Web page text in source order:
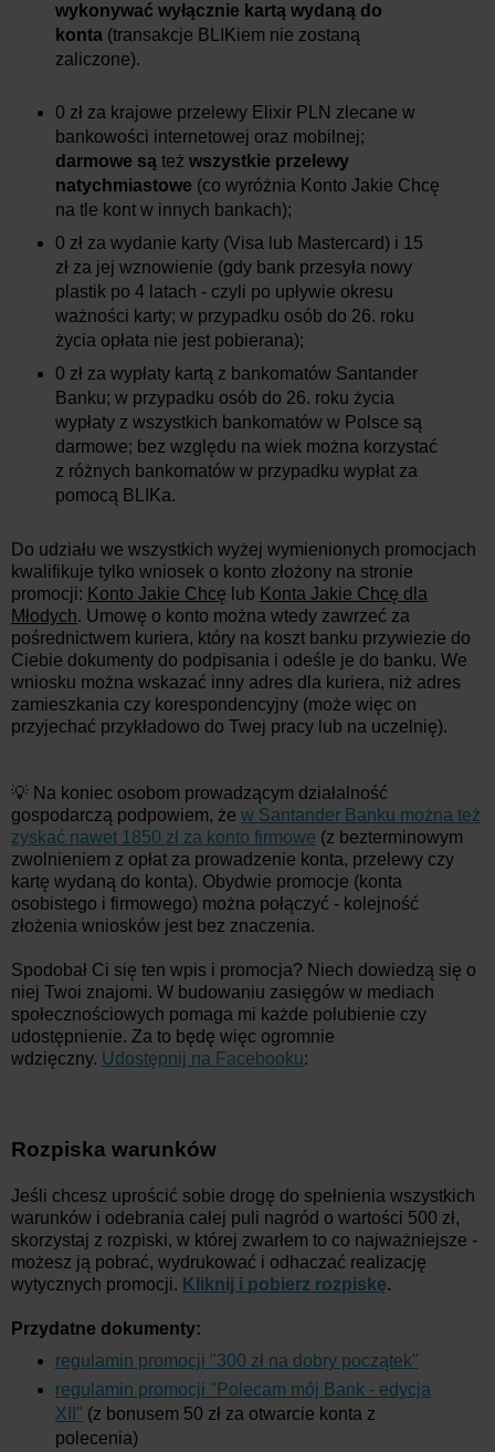
wykonywać wyłącznie kartą wydaną do
konta (transakcje BLIKiem nie zostaną
zaliczone).
0 zł za krajowe przelewy Elixir PLN zlecane w
bankowości internetowej oraz mobilnej;
darmowe są też wszystkie przelewy
natychmiastowe (co wyróżnia Konto Jakie Chcę
na tle kont w innych bankach);
0 zł za wydanie karty (Visa lub Mastercard) i 15
zł za jej wznowienie (gdy bank przesyła nowy
plastik po 4 latach - czyli po upływie okresu
ważności karty; w przypadku osób do 26. roku
życia opłata nie jest pobierana);
0 zł za wypłaty kartą z bankomatów Santander
Banku; w przypadku osób do 26. roku życia
wypłaty z wszystkich bankomatów w Polsce są
darmowe; bez względu na wiek można korzystać
z różnych bankomatów w przypadku wypłat za
pomocą BLIKa.
Do udziału we wszystkich wyżej wymienionych promocjach
kwalifikuje tylko wniosek o konto złożony na stronie
promocji: Konto Jakie Chcę lub Konta Jakie Chcę dla
Młodych. Umowę o konto można wtedy zawrzeć za
pośrednictwem kuriera, który na koszt banku przywiezie do
Ciebie dokumenty do podpisania i odeśle je do banku. We
wniosku można wskazać inny adres dla kuriera, niż adres
zamieszkania czy korespondencyjny (może więc on
przyjechać przykładowo do Twej pracy lub na uczelnię).
💡 Na koniec osobom prowadzącym działalność
gospodarczą podpowiem, że w Santander Banku można też
zyskać nawet 1850 zł za konto firmowe (z bezterminowym
zwolnieniem z opłat za prowadzenie konta, przelewy czy
kartę wydaną do konta). Obydwie promocje (konta
osobistego i firmowego) można połączyć - kolejność
złożenia wniosków jest bez znaczenia.
Spodobał Ci się ten wpis i promocja? Niech dowiedzą się o
niej Twoi znajomi. W budowaniu zasięgów w mediach
społecznościowych pomaga mi każde polubienie czy
udostępnienie. Za to będę więc ogromnie
wdzięczny. Udostępnij na Facebooku:
Rozpiska warunków
Jeśli chcesz uprościć sobie drogę do spełnienia wszystkich
warunków i odebrania całej puli nagród o wartości 500 zł,
skorzystaj z rozpiski, w której zwarłem to co najważniejsze -
możesz ją pobrać, wydrukować i odhaczać realizację
wytycznych promocji. Kliknij i pobierz rozpiskę.
Przydatne dokumenty:
regulamin promocji "300 zł na dobry początek"
regulamin promocji "Polecam mój Bank - edycja
XII" (z bonusem 50 zł za otwarcie konta z
polecenia)